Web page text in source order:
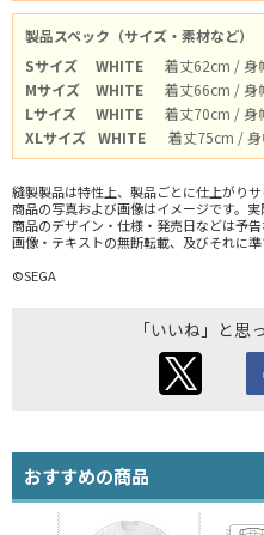
製品スペック（サイズ・素材など）
Sサイズ
WHITE
着丈62cm / 身
Mサイズ
WHITE
着丈66cm / 身
Lサイズ
WHITE
着丈70cm / 身
XLサイズ WHITE 着丈75cm /
縫製製品は特性上、製品ごとに仕上がり
商品の写真および画像はイメージです。
商品のデザイン・仕様・発売日などは予告
画像・テキストの無断転載、及びそれに準
©SEGA
「いいね」と思
おすすめの商品